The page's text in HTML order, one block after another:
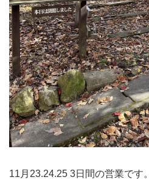
11月23.24.25 3日間の営業です。